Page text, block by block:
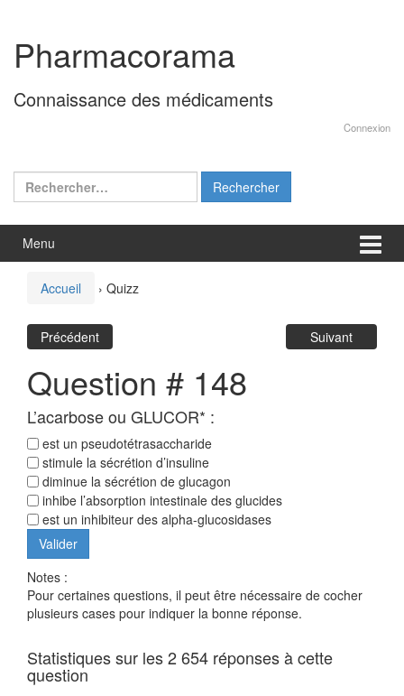
contenu
menu
principal
Pharmacorama
Connaissance des médicaments
Connexion
Rechercher :
Menu
Accueil › Quizz
Précédent Suivant
Question # 148
L’acarbose ou GLUCOR* :
est un pseudotétrasaccharide
stimule la sécrétion d’insuline
diminue la sécrétion de glucagon
inhibe l’absorption intestinale des glucides
est un inhibiteur des alpha-glucosidases
Notes :
Pour certaines questions, il peut être nécessaire de cocher
plusieurs cases pour indiquer la bonne réponse.
Statistiques sur les 2 654 réponses à cette
question